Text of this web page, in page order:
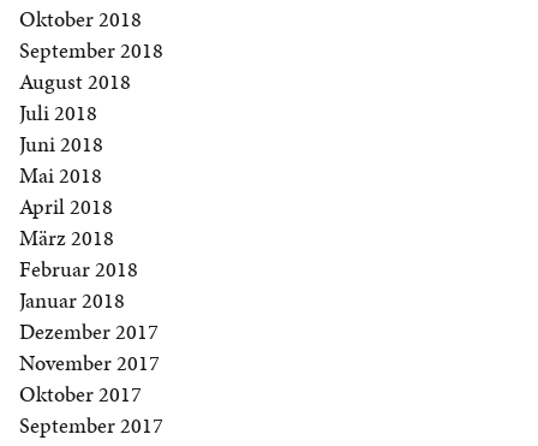
Oktober 2018
September 2018
August 2018
Juli 2018
Juni 2018
Mai 2018
April 2018
März 2018
Februar 2018
Januar 2018
Dezember 2017
November 2017
Oktober 2017
September 2017